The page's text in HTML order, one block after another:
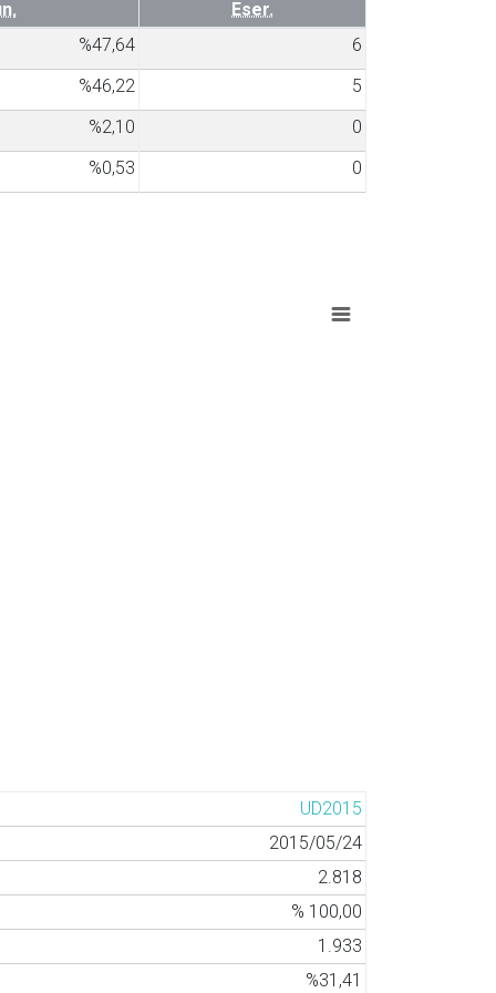
Eser.
%47,64
6
%46,22
5
%2,10
0
%0,53 0
UD2015
2015/05/24
2.818
% 100,00
1.933
%31,41